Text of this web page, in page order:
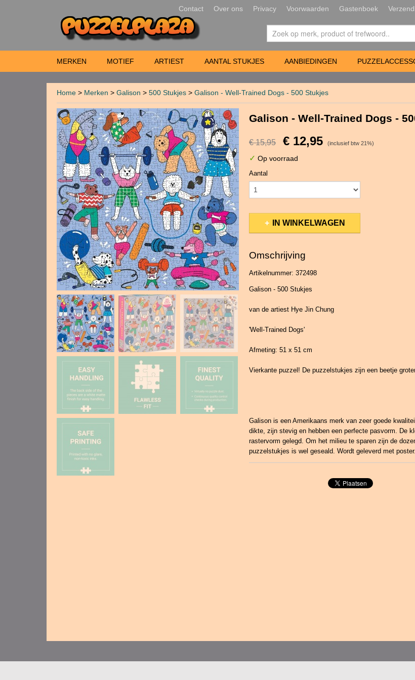
Contact Over ons Privacy Voorwaarden Gastenboek
MERKEN MOTIEF ARTIEST AANTAL STUKJES AANBIEDINGEN
Home > Merken > Galison > 500 Stukjes > Galison - Well-Trained Dogs - 500 Stukjes
Galison - Well-Trained Dogs -
€ 15,95 € 12,95 (inclusief btw 21%)
✓ Op voorraad
Aantal
IN WINKELWAGEN
Omschrijving
Artikelnummer: 372498
Galison - 500 Stukjes
van de artiest Hye Jin Chung
'Well-Trained Dogs'
Afmeting: 51 x 51 cm
Vierkante puzzel! De puzzelstukjes zijn een beetje
Galison is een Amerikaans merk van zeer goede
dikte, zijn stevig en hebben een perfecte pasvorm. De
rastervorm gelegd. Om het milieu te sparen zijn de
puzzelstukjes is wel geseald. Wordt geleverd met poster.